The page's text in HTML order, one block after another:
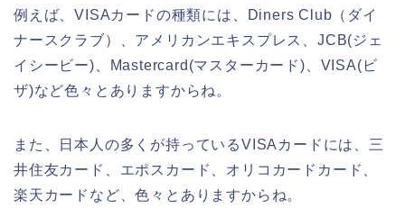
例えば、VISAカードの種類には、Diners Club（ダイ
ナースクラブ）、アメリカンエキスプレス、JCB(ジェ
イシービー)、Mastercard(マスターカード)、VISA(ビ
ザ)など色々とありますからね。
また、日本人の多くが持っているVISAカードには、三
井住友カード、エポスカード、オリコカードカード、
楽天カードなど、色々とありますからね。